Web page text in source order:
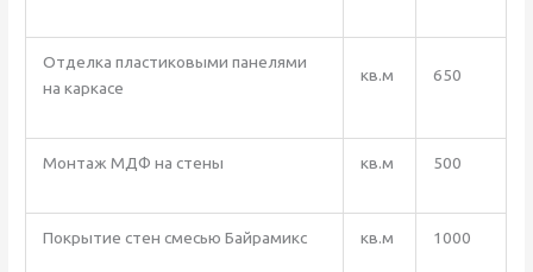
Отделка пластиковыми панелями
на каркасе
кв.м 650
Монтаж МДФ на стены кв.м 500
Покрытие стен смесью Байрамикс кв.м 1000